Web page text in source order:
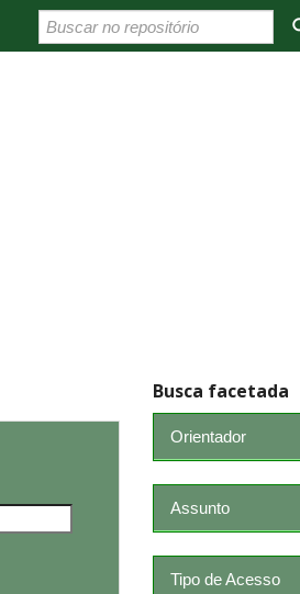
Busca facetada
Orientador
Assunto
Tipo de Acesso